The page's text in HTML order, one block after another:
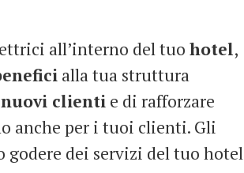
all’interno del tuo hotel,
alla tua struttura
clienti e di rafforzare
anche per i tuoi clienti. Gli
dei servizi del tuo hotel